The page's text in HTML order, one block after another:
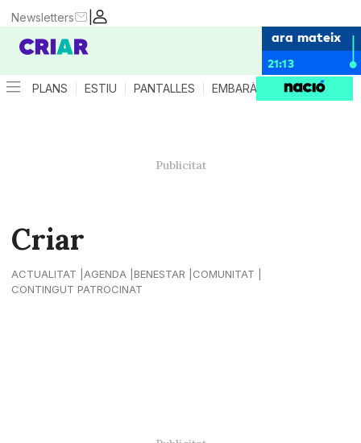
|
Newsletters
ara mateix
21:13
PLANS ESTIU PANTALLES EMBARÀS CRIANÇA
Criar
ACTUALITAT AGENDA BENESTAR
COMUNITAT
CONTINGUT PATROCINAT